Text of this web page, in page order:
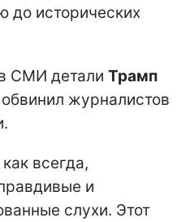
до исторических
СМИ детали Трамп
журналистов
всегда,
и
слухи. Этот